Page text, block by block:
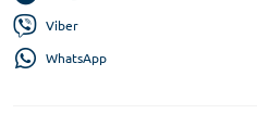
Viber
WhatsApp